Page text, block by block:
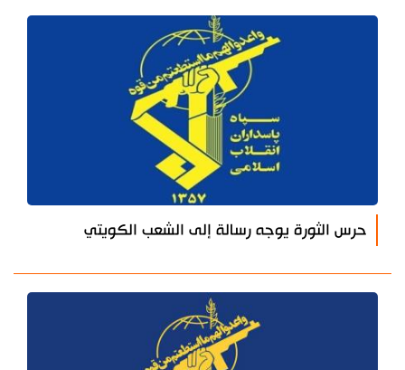
حرس الثورة يوجه رسالة إلى الشعب الكويتي